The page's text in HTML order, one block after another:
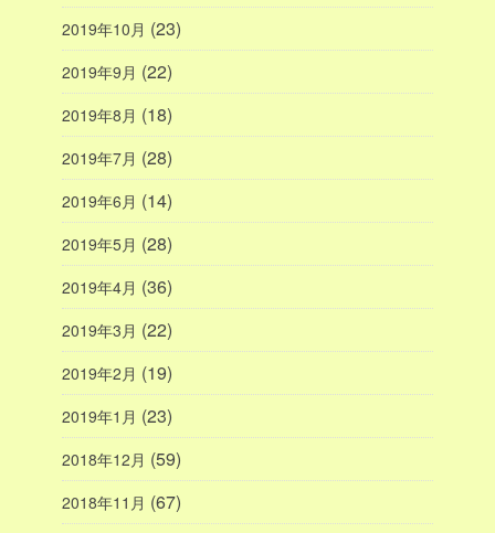
2019年10月 (23)
2019年9月 (22)
2019年8月 (18)
2019年7月 (28)
2019年6月 (14)
2019年5月 (28)
2019年4月 (36)
2019年3月 (22)
2019年2月 (19)
2019年1月 (23)
2018年12月 (59)
2018年11月 (67)